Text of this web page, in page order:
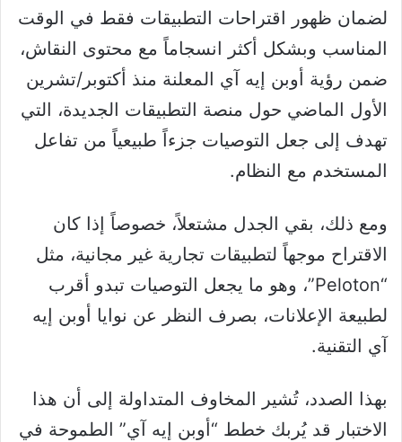
لضمان ظهور اقتراحات التطبيقات فقط في الوقت
المناسب وبشكل أكثر انسجاماً مع محتوى النقاش،
ضمن رؤية أوبن إيه آي المعلنة منذ أكتوبر/تشرين
الأول الماضي حول منصة التطبيقات الجديدة، التي
تهدف إلى جعل التوصيات جزءاً طبيعياً من تفاعل
المستخدم مع النظام.
ومع ذلك، بقي الجدل مشتعلاً، خصوصاً إذا كان
الاقتراح موجهاً لتطبيقات تجارية غير مجانية، مثل
“Peloton”، وهو ما يجعل التوصيات تبدو أقرب
لطبيعة الإعلانات، بصرف النظر عن نوايا أوبن إيه
آي التقنية.
بهذا الصدد، تُشير المخاوف المتداولة إلى أن هذا
الاختبار قد يُربك خطط “أوبن إيه آي” الطموحة في